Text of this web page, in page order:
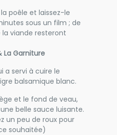
poêle et laissez-le
sous un film ; de
la viande resteront
La Garniture
a servi à cuire le
balsamique blanc.
et le fond de veau,
belle sauce luisante.
un peu de roux pour
souhaitée)